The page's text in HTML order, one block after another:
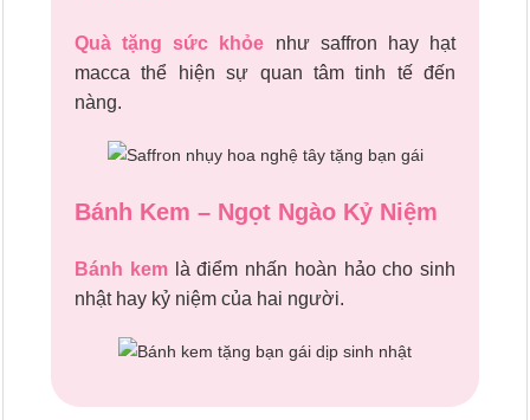
Quà tặng sức khỏe như saffron hay hạt
macca thể hiện sự quan tâm tinh tế đến
nàng.
Bánh Kem – Ngọt Ngào Kỷ Niệm
Bánh kemlà điểm nhấn hoàn hảo cho sinh
nhật hay kỷ niệm của hai người.